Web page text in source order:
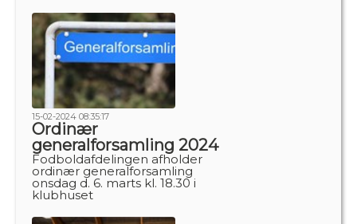
15-02-2024 08:35:17
Ordinær
generalforsamling 2024
Fodboldafdelingen afholder
ordinær generalforsamling
onsdag d. 6. marts kl. 18.30 i
klubhuset